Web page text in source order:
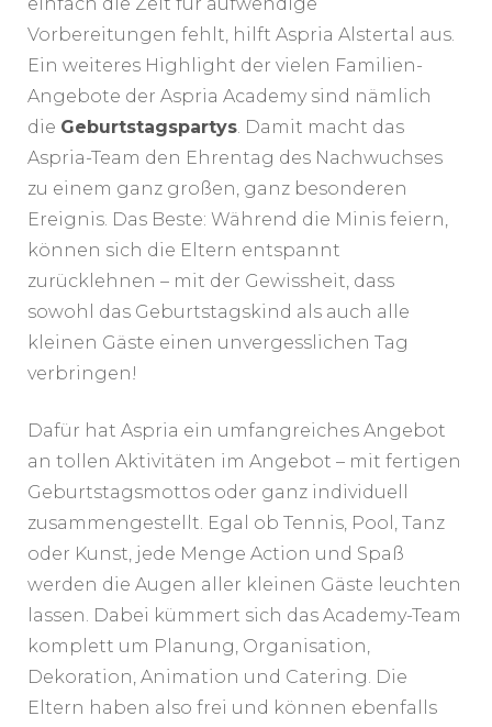
Vorbereitungen fehlt, hilft Aspria Alstertal aus.
Ein weiteres Highlight der vielen Familien-
Angebote der Aspria Academy sind nämlich
die Geburtstagspartys. Damit macht das
Aspria-Team den Ehrentag des Nachwuchses
zu einem ganz großen, ganz besonderen
Ereignis. Das Beste: Während die Minis feiern,
können sich die Eltern entspannt
zurücklehnen – mit der Gewissheit, dass
sowohl das Geburtstagskind als auch alle
kleinen Gäste einen unvergesslichen Tag
verbringen!
Dafür hat Aspria ein umfangreiches Angebot
an tollen Aktivitäten im Angebot – mit fertigen
Geburtstagsmottos oder ganz individuell
zusammengestellt. Egal ob Tennis, Pool, Tanz
oder Kunst, jede Menge Action und Spaß
werden die Augen aller kleinen Gäste leuchten
lassen. Dabei kümmert sich das Academy-Team
komplett um Planung, Organisation,
Dekoration, Animation und Catering. Die
Eltern haben also frei und können ebenfalls